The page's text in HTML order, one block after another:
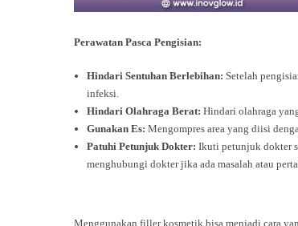
Perawatan Pasca Pengisian:
Hindari Sentuhan Berlebihan: Setelah
infeksi.
Hindari Olahraga Berat: Hindari olahraga
Gunakan Es: Mengompres area yang diisi
Patuhi Petunjuk Dokter: Ikuti petunjuk dokter
menghubungi dokter jika ada masalah atau
Menggunakan filler kosmetik bisa menjadi cara